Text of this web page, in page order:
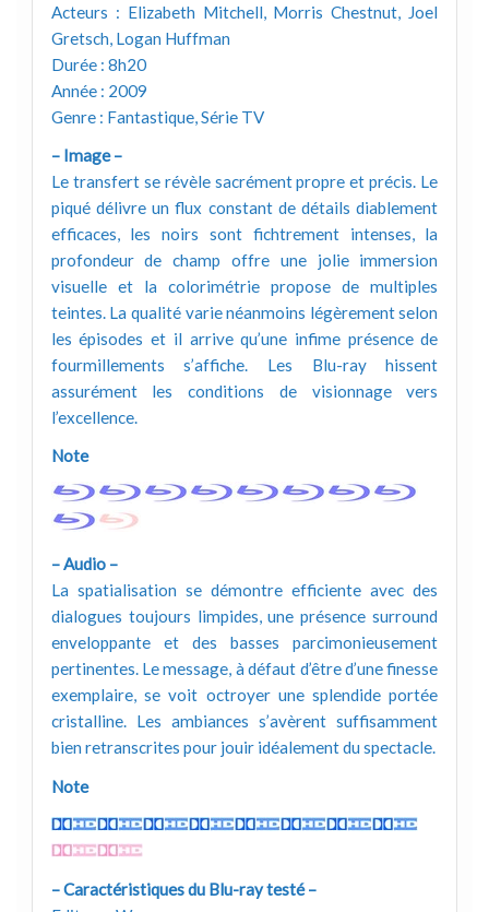
Acteurs : Elizabeth Mitchell, Morris Chestnut, Joel
Gretsch, Logan Huffman
Durée : 8h20
Année : 2009
Genre : Fantastique, Série TV
– Image –
Le transfert se révèle sacrément propre et précis. Le
piqué délivre un flux constant de détails diablement
efficaces, les noirs sont fichtrement intenses, la
profondeur de champ offre une jolie immersion
visuelle et la colorimétrie propose de multiples
teintes. La qualité varie néanmoins légèrement selon
les épisodes et il arrive qu’une infime présence de
fourmillements s’affiche. Les Blu-ray hissent
assurément les conditions de visionnage vers
l’excellence.
Note
– Audio –
La spatialisation se démontre efficiente avec des
dialogues toujours limpides, une présence surround
enveloppante et des basses parcimonieusement
pertinentes. Le message, à défaut d’être d’une finesse
exemplaire, se voit octroyer une splendide portée
cristalline. Les ambiances s’avèrent suffisamment
bien retranscrites pour jouir idéalement du spectacle.
Note
– Caractéristiques du Blu-ray testé –